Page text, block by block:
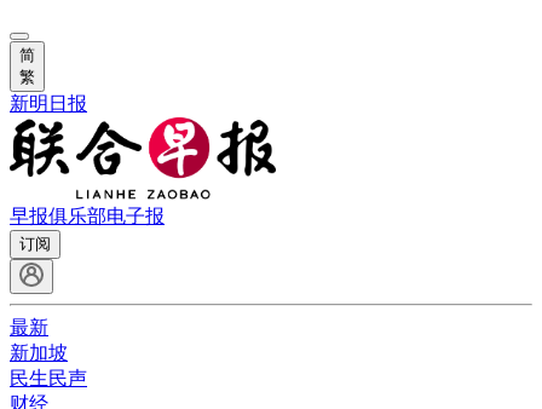
简
繁
新明日报
早报俱乐部电子报
订阅
最新
新加坡
民生民声
财经